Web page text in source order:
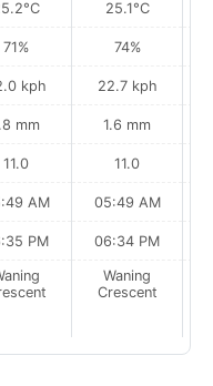
71%
kph
mm
11.0
AM
PM
25.1°C
74%
22.7 kph
1.6 mm
11.0
05:49 AM
06:34 PM
Waning
Crescent